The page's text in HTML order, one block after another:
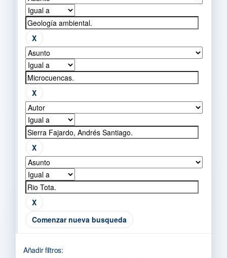
Comenzar nueva busqueda
Añadir filtros: